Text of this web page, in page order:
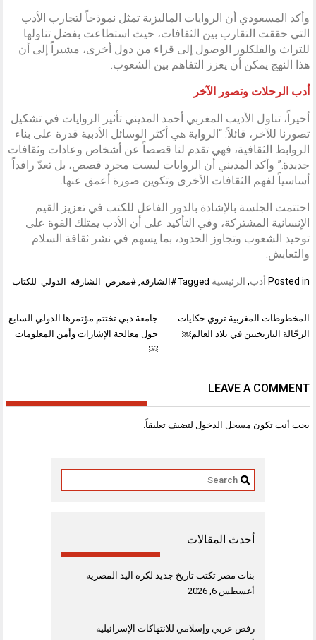
وأكد المسعودي أن الروايات الماليزية تمثل نموذجاً لتجارب الأدب
التي حققت التقارب بين الثقافات، حيث استطاعت بفضل تناولها
للتراث والفلكلور الوصول إلى قراء من دول أخرى، مشيراً إلى أن
هذا النهج يمكن أن يعزز التفاهم بين الشعوب.
أدب الرحلات وتصور الآخر
أخيراً، تناول الأديب المغربي أحمد المديني تأثير الروايات في تشكيل
تصورنا للآخر، قائلاً: “الرواية هي أكثر الوسائل الأدبية قدرة على بناء
الروابط الثقافية، فهي تقدم لنا قصصاً عن أشخاص وعادات وثقافات
جديدة.” وأكد المديني أن الروايات ليست مجرد قصص، بل تعدّ رافداً
أساسياً لفهم الثقافات الأخرى وتكوين صورة أعمق عنها.
اختتمت الجلسة بالإشادة بالدور الفاعل للكتب في تعزيز القيم
الإنسانية المشتركة، وفي التأكيد على أن الأدب يمتلك القوة على
توحيد الشعوب وتجاوز الحدود، بما يسهم في نشر ثقافة السلام
والتعايش.
Posted in أدب, الرئيسية Tagged #الشارقة ,#معرض_الشارقة_الدولي_للكتاب
تصفّح
المقالات
جامعة دبي تختتم مؤتمرها الدولي السابع
حول معالجة الإشارات وأمن المعلومات
￼
المخطوطات المغربية تروي حكايات
الرحّالة التاريخيين في بلاد العالم￼
LEAVE A COMMENT
يجب أنت تكون مسجل الدخول لتضيف تعليقاً.
أحدث المقالات
بنات مصر تكتب تاريخ جديد لكرة اليد المصرية
أغسطس 6, 2026
رفض عربي وإسلامي للانتهاكات الإسرائيلية